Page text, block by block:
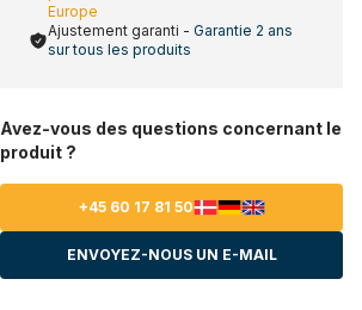
Europe
Ajustement garanti - Garantie 2 ans
sur tous les produits
Avez-vous des questions concernant le
produit ?
+45 60 17 81 50
ENVOYEZ-NOUS UN E-MAIL